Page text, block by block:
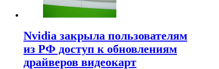
Nvidia закрыла пользователям
из РФ доступ к обновлениям
драйверов видеокарт